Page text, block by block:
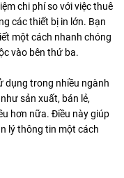
chi phí so với việc thuê
các thiết bị in lớn. Bạn
một cách nhanh chóng
vào bên thứ ba.
dụng trong nhiều ngành
sản xuất, bán lẻ,
hơn nữa. Điều này giúp
lý thông tin một cách